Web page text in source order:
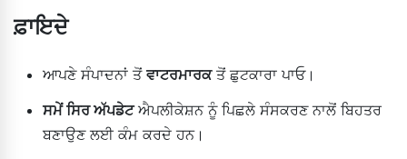
ਫ਼ਾਇਦੇ
ਆਪਣੇ ਸੰਪਾਦਨਾਂ ਤੋਂ ਵਾਟਰਮਾਰਕਤੋਂ ਛੁਟਕਾਰਾ ਪਾਓ।
ਸਮੇਂ ਸਿਰ ਅੱਪਡੇਟਐਪਲੀਕੇਸ਼ਨ ਨੂੰ ਪਿਛਲੇ ਸੰਸਕਰਣ ਨਾਲੋਂ ਬਿਹਤਰ
ਬਣਾਉਣ ਲਈ ਕੰਮ ਕਰਦੇ ਹਨ।